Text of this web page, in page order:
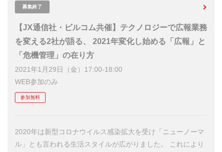
募集終了
【JX通信社・ビルコム共催】テクノロジーで広報業務
を変える2社が語る、 2021年変化し始める「広報」と
「危機管理」の在り方
2021年1月29日（金）17:00-18:00
WEB参加のみ
参加無料
2020年は新型コロナウイルス感染拡大を受け「ニューノーマ
ル」とも言われる生活スタイルが広がりました。 これにより